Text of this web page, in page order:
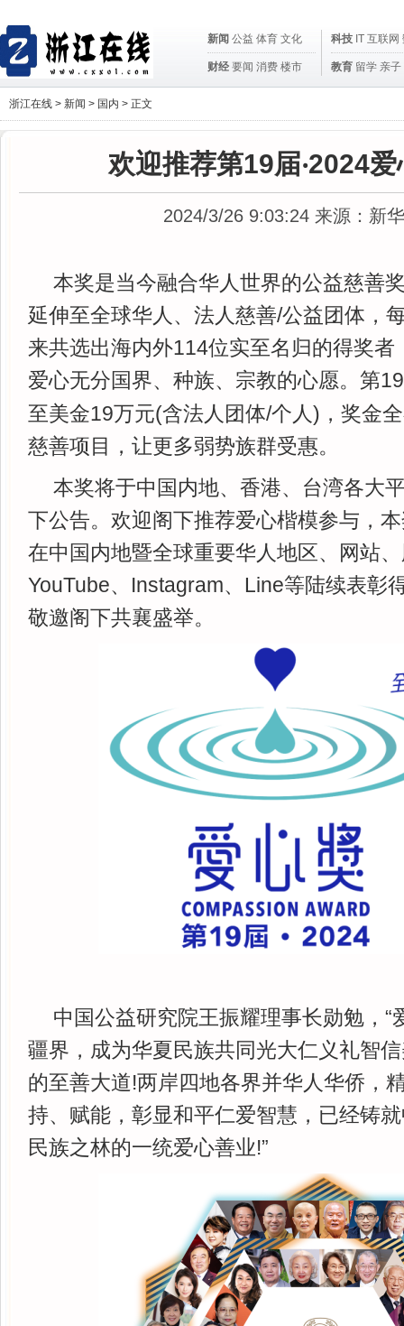
新闻 公益 体育 文化
财经 要闻 消费 楼市
科技 IT 互联网
教育 留学 亲子
浙江在线 > 新闻 > 国内 > 正文
欢迎推荐第19届‧2024
2024/3/26 9:03:24 来源：新
本奖是当今融合华人世界的公益慈善
延伸至全球华人、法人慈善/公益团体，
来共选出海内外114位实至名归的得奖者
爱心无分国界、种族、宗教的心愿。第
至美金19万元(含法人团体/个人)，奖金
慈善项目，让更多弱势族群受惠。
本奖将于中国内地、香港、台湾各大
下公告。欢迎阁下推荐爱心楷模参与，
在中国内地暨全球重要华人地区、网站
YouTube、Instagram、Line等陆续表彰
敬邀阁下共襄盛举。
中国公益研究院王振耀理事长勋勉，“
疆界，成为华夏民族共同光大仁义礼智
的至善大道!两岸四地各界并华人华侨，
持、赋能，彰显和平仁爱智慧，已经铸
民族之林的一统爱心善业!”